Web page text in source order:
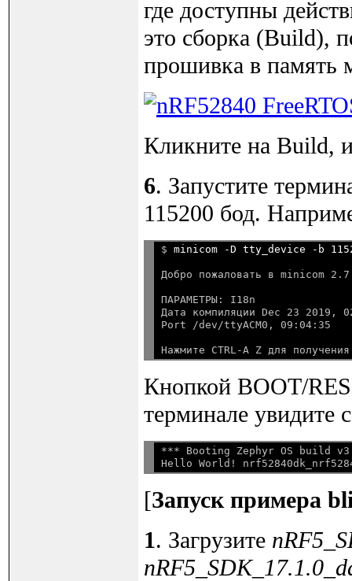
где доступны
это сборка (Build),
прошивка в память
Кликните на Build,
6. Запустите
115200 бод.
$ minicom -D tty_device -b
ПАРАМЕТРЫ: I18n
Дата компиляции Dec 23 2019,
Кнопкой BOOT/
терминале увидите
*** Booting Zephyr OS build
Hello World!
[Запуск примера
1. Загрузите